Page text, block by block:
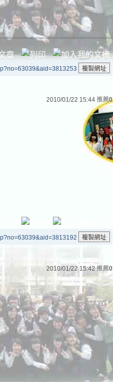
2010/01/22 15:44 推薦0
2010/01/22 15:42推薦0